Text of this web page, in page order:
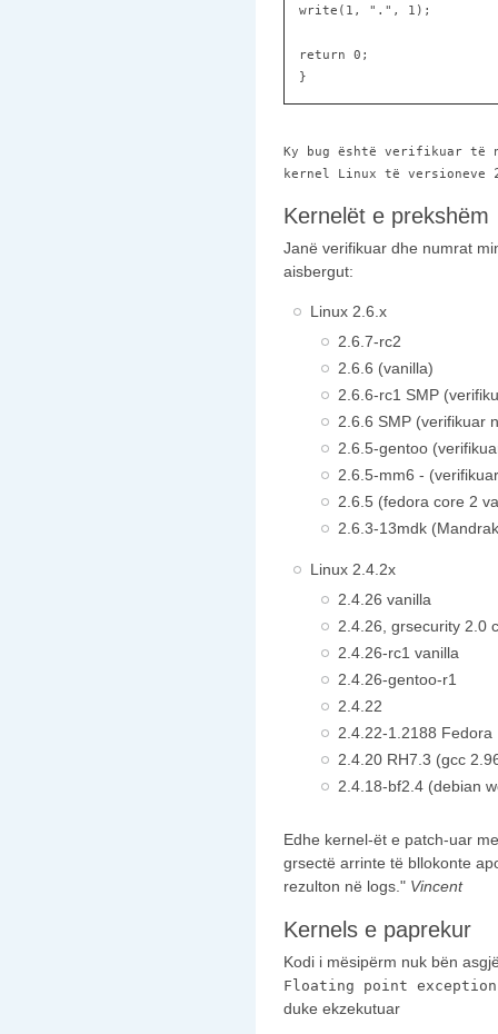
write(1, ".", 1);
return 0;
}
Ky bug është verifikuar të
kernel Linux të versioneve
Kernelët e prekshëm
Janë verifikuar dhe numrat
aisbergut:
Linux 2.6.x
2.6.7-rc2
2.6.6 (vanilla)
2.6.6-rc1 SMP
2.6.6 SMP (verifikuar
2.6.5-gentoo
2.6.5-mm6 -
2.6.5 (fedora core 2
2.6.3-13mdk
Linux 2.4.2x
2.4.26 vanilla
2.4.26, grsecurity 2.0
2.4.26-rc1 vanilla
2.4.26-gentoo-r1
2.4.22
2.4.22-1.2188 Fedora
2.4.20 RH7.3 (gcc
2.4.18-bf2.4 (debian
Edhe kernel-ët e patch-uar
grsectë arrinte të bllokonte
rezulton në logs." Vincent
Kernels e paprekur
Kodi i mësipërm nuk bën
Floating point exception
duke ekzekutuar